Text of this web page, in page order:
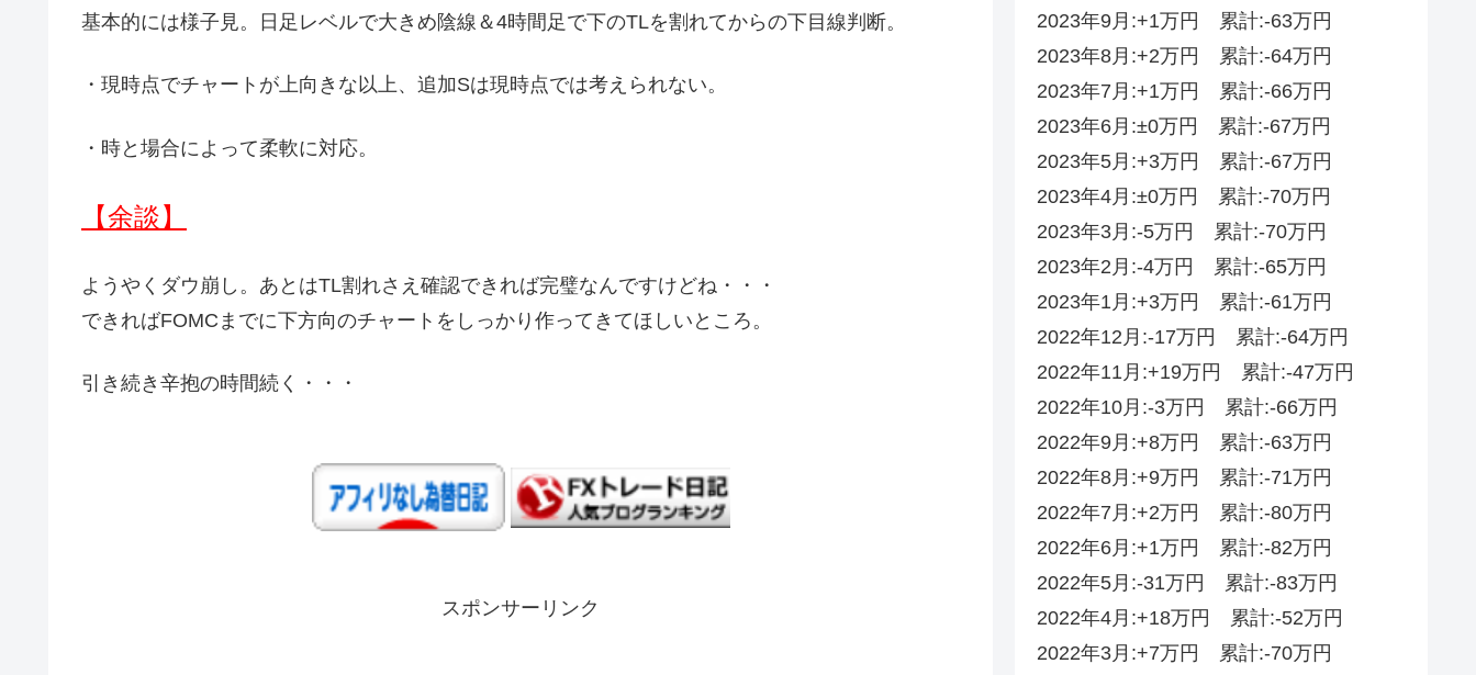
基本的には様子見。日足レベルで大きめ陰線＆4時間足で下のTLを割れてからの下目線判断。
・現時点でチャートが上向きな以上、追加Sは現時点では考えられない。
・時と場合によって柔軟に対応。
【余談】
ようやくダウ崩し。あとはTL割れさえ確認できれば完璧なんですけどね・・・
できればFOMCまでに下方向のチャートをしっかり作ってきてほしいところ。
引き続き辛抱の時間続く・・・
スポンサーリンク
2023年9月:+1万円 累計:-63万円
2023年8月:+2万円 累計:-64万円
2023年7月:+1万円 累計:-66万円
2023年6月:±0万円 累計:-67万円
2023年5月:+3万円 累計:-67万円
2023年4月:±0万円 累計:-70万円
2023年3月:-5万円 累計:-70万円
2023年2月:-4万円 累計:-65万円
2023年1月:+3万円 累計:-61万円
2022年12月:-17万円 累計:-64万円
2022年11月:+19万円 累計:-47万円
2022年10月:-3万円 累計:-66万円
2022年9月:+8万円 累計:-63万円
2022年8月:+9万円 累計:-71万円
2022年7月:+2万円 累計:-80万円
2022年6月:+1万円 累計:-82万円
2022年5月:-31万円 累計:-83万円
2022年4月:+18万円 累計:-52‬‬万円
2022年3月:+7万円 累計:-70‬万円